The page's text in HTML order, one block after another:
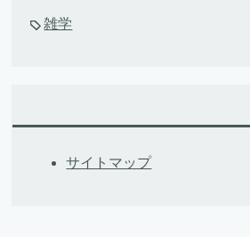
雑学
サイトマップ